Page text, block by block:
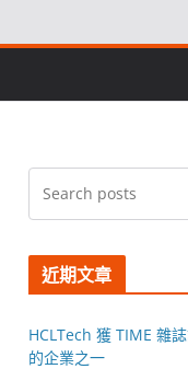
近期文章
HCLTech 獲 TIME 雜
的企業之一